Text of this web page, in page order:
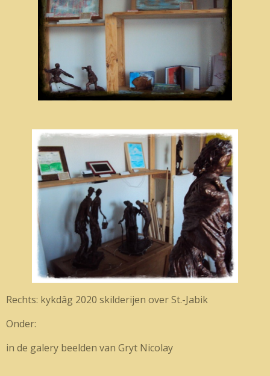
Rechts: kykdâg 2020 skilderijen over St.-Jabik
Onder:
in de galery beelden van Gryt Nicolay